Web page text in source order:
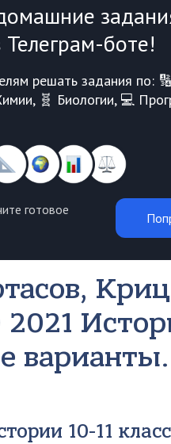
боте!
решать задания по:
🧬 Биологии, 💻
готовое
10-11